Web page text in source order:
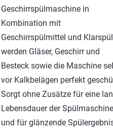
Geschirrspülmaschine in
Kombination mit
Geschirrspülmittel und
werden Gläser, Geschirr und
Besteck sowie die Maschine
vor Kalkbelägen perfekt
Sorgt ohne Zusätze für eine
Lebensdauer der Spülmaschine
und für glänzende